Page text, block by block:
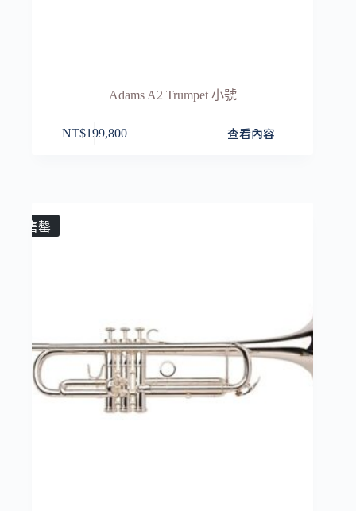
Adams A2 Trumpet 小號
NT$199,800 查看內容
售罄